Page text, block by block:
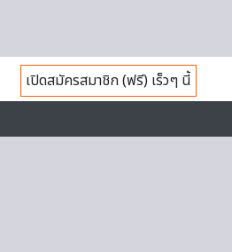
เปิดสมัครสมาชิก (ฟรี) เร็วๆ นี้